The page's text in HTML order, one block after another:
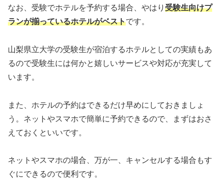
なお、受験でホテルを予約する場合、やはり 受験生向けプ
ランが揃っているホテルがベストです。
山梨県立大学の受験生が宿泊するホテルとしての実績もあ
るので受験生には何かと嬉しいサービスや対応が充実して
います。
また、ホテルの予約はできるだけ早めにしておきましょ
う。ネットやスマホで簡単に予約できるので、まずはおさ
えておくといいです。
ネットやスマホの場合、万が一、キャンセルする場合もす
ぐにできるので便利です。